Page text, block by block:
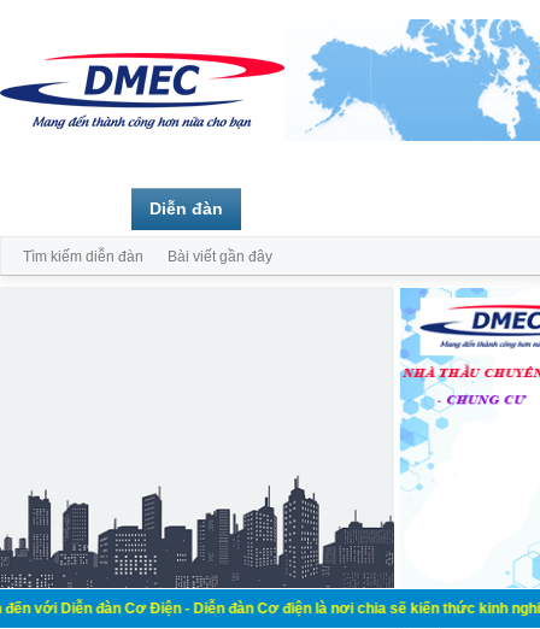
đàn Cơ Điện - Diễn đàn Cơ điện là nơi chia sẽ kiến thức kinh nghiệm
Diễn đàn
Tìm kiếm diễn đàn Bài viết gần đây